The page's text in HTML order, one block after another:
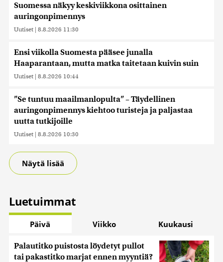
Suomessa näkyy keskiviikkona osittainen
auringonpimennys
Uutiset | 8.8.2026 11:30
Ensi viikolla Suomesta pääsee junalla
Haaparantaan, mutta matka taitetaan kuivin suin
Uutiset | 8.8.2026 10:44
”Se tuntuu maailmanlopulta” – Täydellinen
auringonpimennys kiehtoo turisteja ja paljastaa
uutta tutkijoille
Uutiset | 8.8.2026 10:30
Näytä lisää
Luetuimmat
Päivä Viikko Kuukausi
Palautitko puistosta löydetyt pullot
tai pakastitko marjat ennen myyntiä?